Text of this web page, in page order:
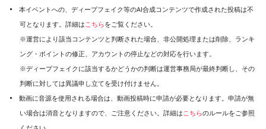
本イベントへの、ディープフェイク等のAI合成コンテンツで作成された投稿は不
可となります。詳細はこちらをご覧ください。
※運営により該当コンテンツと判断された場合、非公開処理または削除、ランキ
ング・ポイントの修正、アカウントの停止などの対応を行います。
※ディープフェイクに該当するかどうかの判断は運営事務局が最終判断し、その
判断に対しては異議申し立てを受け付けません。
動画に音源を使用される場合は、動画投稿時に申請が必要となります。申請が無
い場合は消音となりますので、ご注意ください。詳細はこちらのルールをご参照